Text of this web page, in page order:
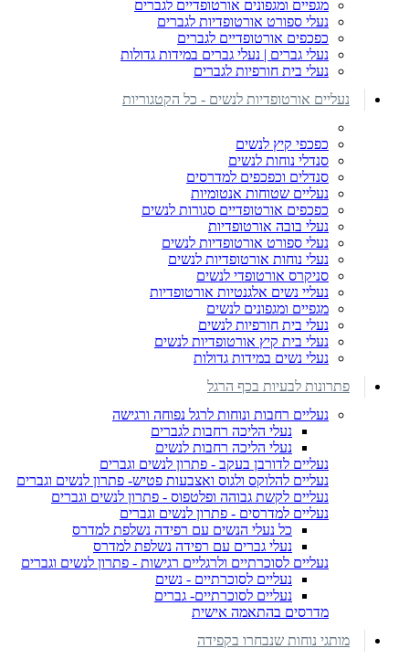
מגפיים ומגפונים אורטופדיים לגברים
נעלי ספורט אורטופדיות לגברים
כפכפים אורטופדיים לגברים
נעלי גברים | נעלי גברים במידות גדולות
נעלי בית חורפיות לגברים
נעליים אורטופדיות לנשים - כל הקטגוריות
כפכפי קיץ לנשים
סנדלי נוחות לנשים
סנדלים וכפכפים למדרסים
נעליים שטוחות אנטומיות
כפכפים אורטופדיים סגורות לנשים
נעלי בובה אורטופדיות
נעלי ספורט אורטופדיות לנשים
נעלי נוחות אורטופדיות לנשים
סניקרס אורטופדי לנשים
נעליי נשים אלגנטיות אורטופדיות
מגפיים ומגפונים לנשים
נעלי בית חורפיות לנשים
נעלי בית קיץ אורטופדיות לנשים
נעלי נשים במידות גדולות
פתרונות לבעיות בכף הרגל
נעליים רחבות ונוחות לרגל נפוחה ורגישה
נעלי הליכה רחבות לגברים
נעלי הליכה רחבות לנשים
נעליים לדורבן בעקב - פתרון לנשים וגברים
נעליים להלוקס ולגוס ואצבעות פטיש- פתרון לנשים וגברים
נעליים לקשת גבוהה ופלטפוס - פתרון לנשים וגברים
נעליים למדרסים - פתרון לנשים וגברים
כל נעלי הנשים עם רפידה נשלפת למדרס
נעלי גברים עם רפידה נשלפת למדרס
נעליים לסוכרתיים ולרגליים רגישות - פתרון לנשים וגברים
נעליים לסוכרתיים - נשים
נעליים לסוכרתיים- גברים
מדרסים בהתאמה אישית
מותגי נוחות שנבחרו בקפידה